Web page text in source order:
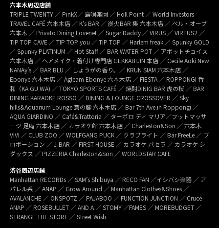
六本木周辺店舗
TRIPLE TWENTY ／ PinkX／ 島唄楽園 ／ Holl Point ／ World Investors
TRAVEL CAFÉ 六本木店 ／ K’s BAR ／ 炭火BAR 集 六本木店 ／ ベル・オーブ
六本木 ／ Privato Dining Lovenet ／ Sugar Daddy ／ VIRUS ／ VIRTUS2 ／
TIP TOP CAVE ／ TIP TOP you ／ TIP TOP ／ Harlem freak ／ Spunky GOLD
／ Spunky PLATINUM ／ Hot Staff ／ BAR WATER POT ／ アボットチョイス
六本木店 ／ ヘアメイク・着付け専門店 GEKKABIJIN 本店 ／ Cecile Aoki New
NANAy’s ／ BAR BLU ／ しょうがの香り。／ KRUN SIAM 六本木店 ／
Ebonye 六本木店 ／ Agleam Ebonye 六本木店 ／ FIESTA ／ ROPPONGI 香
和（KA GU WA) ／ TOKYO SPORTS CAFÉ ／ 焼酎DINIG BAR 虎の桜 ／ BAR
DINING KARAOKE ROSSO ／ DINING & LOUNGE CROSSOVER ／ Sky
hills&Aquarium Lounge 蒼の響 六本木店 ／ Bar 7th Ave.in Roppongi ／
AQUA GIARDINO ／ Café&Trattoria ／ ターボロ ディ マリア／フットマッサ
ージ 足庵 六本木店 ／ カラオケ館 六本木店 ／ Charleston&Son ／ 六本木
VIVI ／ CLUB ZOO ／ WOLFGANG PUCK ／ クラブライト ／ Bar FreeLe ／ プ
ロポーション ／ J-BAR ／ FIRST HOUSE ／ カラオケ パセラ ／ カラオケ シ
ダックス ／ PIZZERIA Charleston&Son ／ WORLDSTAR CAFE
渋谷周辺店舗
Manhattan RECORDs ／ SAM’s Shibuya ／ RECO FAN ／イシバシ楽器 ／ ア
パレル系 ／ ANAP ／ Grow Around ／ Manhattan Clothes&Shoes ／
AVALANCHE ／ ONSPOTZ ／ PAJABOO ／ FUNCTION JUNCTION ／ Cruce
ANAP ／ ROSEBULLET ／ AND A ／ STOMY ／FAMES ／ MOREBUDGET ／
STRANGE THE STORE ／ Street Wish